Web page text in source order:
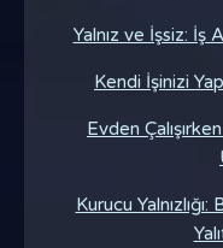
Yalnız ve İşsiz: İş
Kendi İşinizi
Evden
Kurucu